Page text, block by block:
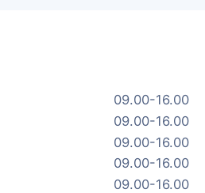
09.00-16.00
09.00-16.00
09.00-16.00
09.00-16.00
09.00-16.00